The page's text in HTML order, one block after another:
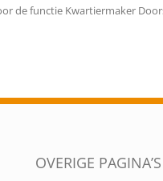
de functie Kwartiermaker
OVERIGE PAGINA’S